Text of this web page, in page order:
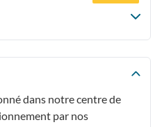
dans notre centre de
par nos